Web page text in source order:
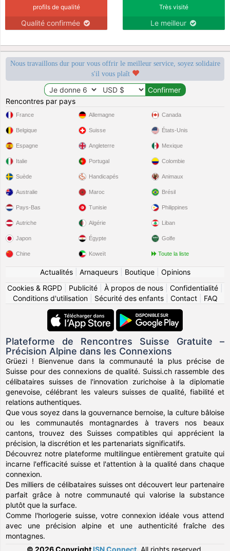
profils de qualité
Qualité confirmée
Très visité
Le meilleur
Nous travaillons dur pour vous offrir le meilleur service, soyez solidaire
s'il vous plaît
Rencontres par pays
France
Belgique
Espagne
Italie
Suède
Allemagne
Suisse
Angleterre
Portugal
Handicapés
Canada
États-Unis
Mexique
Colombie
Animaux
Australie
Pays-Bas
Autriche
Japon
Chine
Maroc
Tunisie
Algérie
Égypte
Koweït
Brésil
Philippines
Liban
Golfe
Toute la liste
Actualités| Arnaqueurs| Boutique| Opinions
Cookies & RGPD
Publicité À propos de nous Confidentialité
Conditions d'utilisation| Sécurité des enfants| Contact| FAQ
Plateforme de Rencontres Suisse Gratuite –
Précision Alpine dans les Connexions
Grüezi ! Bienvenue dans la communauté la plus précise de
Suisse pour des connexions de qualité. Suissi.ch rassemble des
célibataires suisses de l'innovation zurichoise à la diplomatie
genevoise, célébrant les valeurs suisses de qualité, fiabilité et
relations authentiques.
Que vous soyez dans la gouvernance bernoise, la culture bâloise
ou les communautés montagnardes à travers nos beaux
cantons, trouvez des Suisses compatibles qui apprécient la
précision, la discrétion et les partenariats significatifs.
Découvrez notre plateforme multilingue entièrement gratuite qui
incarne l'efficacité suisse et l'attention à la qualité dans chaque
connexion.
Des milliers de célibataires suisses ont découvert leur partenaire
parfait grâce à notre communauté qui valorise la substance
plutôt que la surface.
Comme l'horlogerie suisse, votre connexion idéale vous attend
avec une précision alpine et une authenticité fraîche des
montagnes.
© 2026 Copyright ISN Connect All rights reserved.